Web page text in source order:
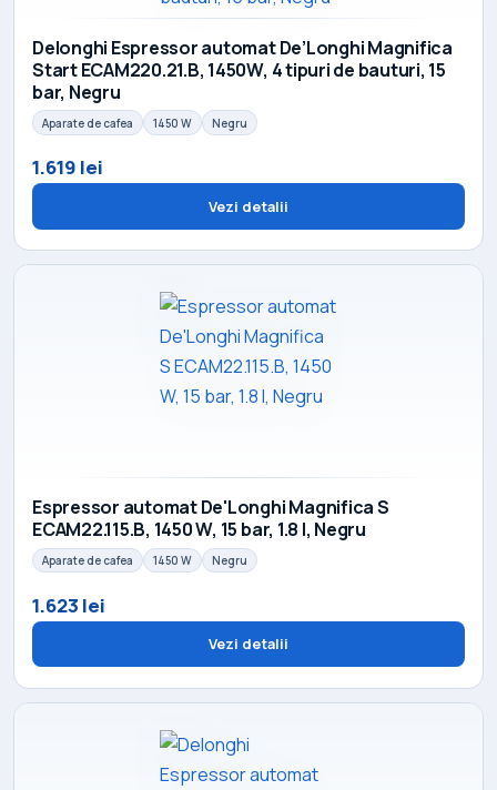
Delonghi Espressor automat De’Longhi Magnifica
Start ECAM220.21.B, 1450W, 4 tipuri de bauturi, 15
bar, Negru
Aparate de cafea 1450 W Negru
1.619 lei
Vezi detalii
Espressor automat De'Longhi Magnifica S
ECAM22.115.B, 1450 W, 15 bar, 1.8 l, Negru
Aparate de cafea 1450 W Negru
1.623 lei
Vezi detalii